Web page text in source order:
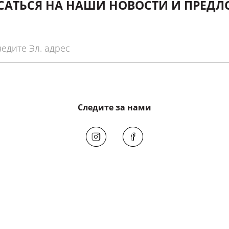
НА НАШИ НОВОСТИ И
Следите за нами